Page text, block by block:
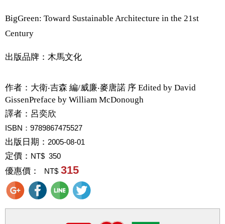
BigGreen: Toward Sustainable Architecture in the 21st
Century
出版品牌：木馬文化
作者： 大衛‧吉森 編/威廉‧麥唐諾 序 Edited by David
GissenPreface by William McDonough
譯者： 呂奕欣
ISBN：9789867475527
出版日期： 2005-08-01
定價： NT$ 350
優惠價： NT$ 315